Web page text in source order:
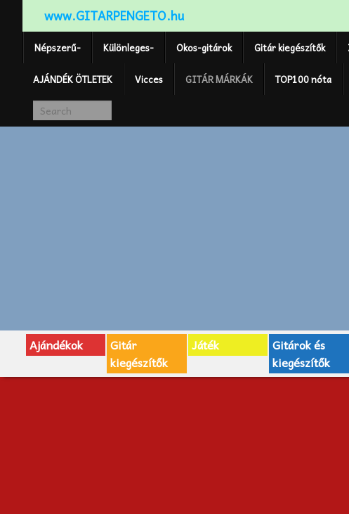
www.GITARPENGETO.hu
Népszerű- Különleges- Okos-gitárok Gitár kiegészítők
AJÁNDÉK ÖTLETEK Vicces GITÁR MÁRKÁK TOP100 nóta
Ajándékok
Gitár
kiegészítők
Játék
Gitárok és
kiegészítők